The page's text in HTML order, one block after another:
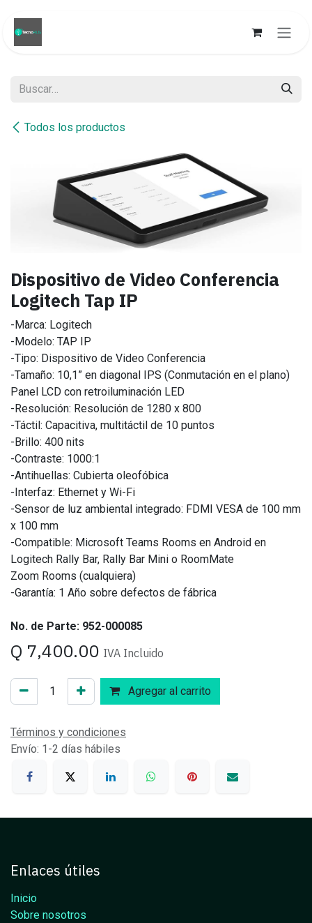
Todos los productos
Dispositivo de Video Conferencia
Logitech Tap IP
-Marca: Logitech
-Modelo: TAP IP
-Tipo: Dispositivo de Video Conferencia
-Tamaño: 10,1” en diagonal IPS (Conmutación en el plano)
Panel LCD con retroiluminación LED
-Resolución: Resolución de 1280 x 800
-Táctil: Capacitiva, multitáctil de 10 puntos
-Brillo: 400 nits
-Contraste: 1000:1
-Antihuellas: Cubierta oleofóbica
-Interfaz: Ethernet y Wi-Fi
-Sensor de luz ambiental integrado: FDMI VESA de 100 mm
x 100 mm
-Compatible: Microsoft Teams Rooms en Android en
Logitech Rally Bar, Rally Bar Mini o RoomMate
Zoom Rooms (cualquiera)
-Garantía: 1 Año sobre defectos de fábrica
No. de Parte: 952-000085
Q 7,400.00 IVA Incluido
Agregar al carrito
Términos y condiciones
Envío: 1-2 días hábiles
Enlaces útiles
Inicio
Sobre nosotros